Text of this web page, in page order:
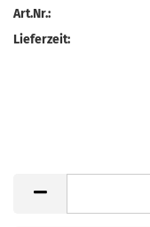
Art.Nr.:
Lieferzeit: